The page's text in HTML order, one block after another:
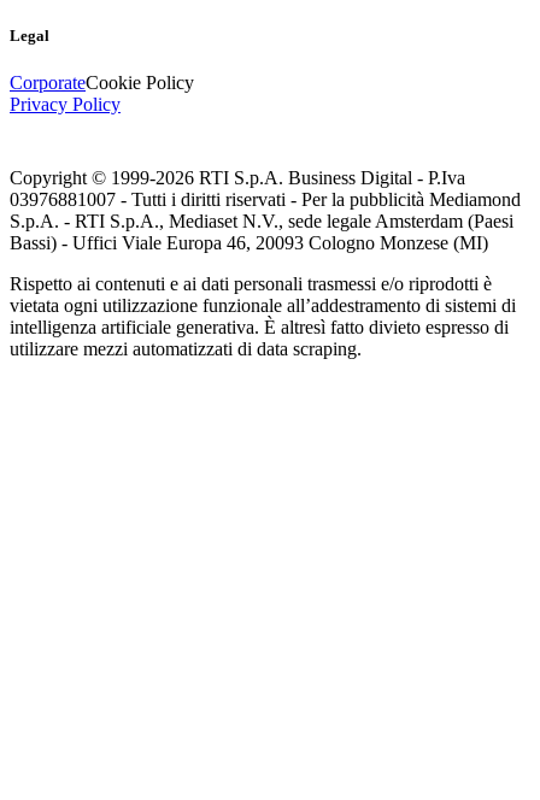
Legal
CorporateCookie Policy
Privacy Policy
Copyright © 1999-2026 RTI S.p.A. Business Digital - P.Iva
03976881007 - Tutti i diritti riservati - Per la pubblicità Mediamond
S.p.A. - RTI S.p.A., Mediaset N.V., sede legale Amsterdam (Paesi
Bassi) - Uffici Viale Europa 46, 20093 Cologno Monzese (MI)
Rispetto ai contenuti e ai dati personali trasmessi e/o riprodotti è
vietata ogni utilizzazione funzionale all’addestramento di sistemi di
intelligenza artificiale generativa. È altresì fatto divieto espresso di
utilizzare mezzi automatizzati di data scraping.